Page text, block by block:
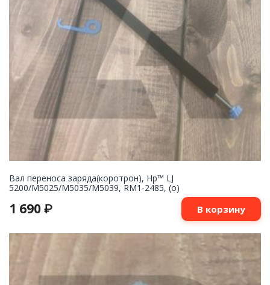
Вал переноса заряда(коротрон), Hp™ LJ
5200/M5025/M5035/M5039, RM1-2485, (о)
1 690 ₽ В корзину